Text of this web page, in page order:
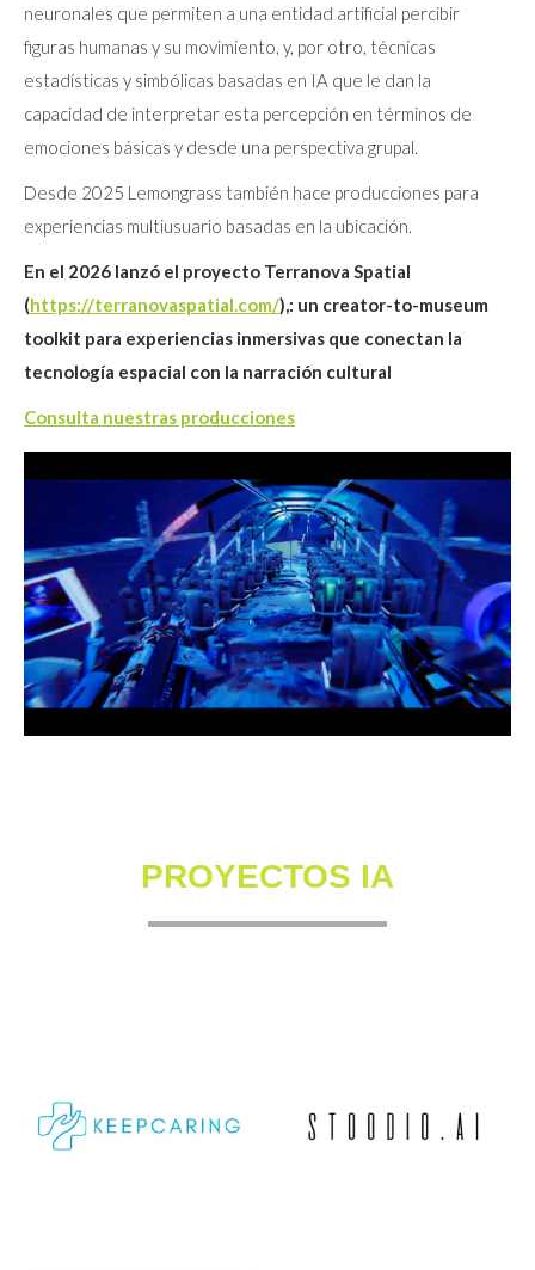
neuronales que permiten a una entidad artificial percibir
figuras humanas y su movimiento, y, por otro, técnicas
estadísticas y simbólicas basadas en IA que le dan la
capacidad de interpretar esta percepción en términos de
emociones básicas y desde una perspectiva grupal.
Desde 2025 Lemongrass también hace producciones para
experiencias multiusuario basadas en la ubicación.
En el 2026 lanzó el proyecto Terranova Spatial
(https://terranovaspatial.com/),: un creator-to-museum
toolkit para experiencias inmersivas que conectan la
tecnología espacial con la narración cultural
Consulta nuestras producciones
PROYECTOS IA